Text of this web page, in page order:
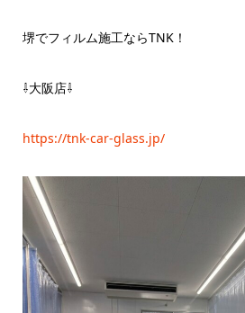
堺でフィルム施工ならTNK！
⇩大阪店⇩
https://tnk-car-glass.jp/